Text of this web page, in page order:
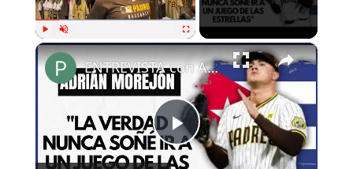
Play Unmute Fullscreen ×
Play
ENTREVISTA con ADRIÁN MOREJÓN en MIAMI